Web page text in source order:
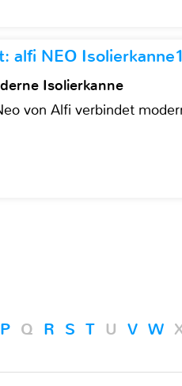
alfi NEO
Isolierkanne
von Alfi verbindet
P Q R S T U V W